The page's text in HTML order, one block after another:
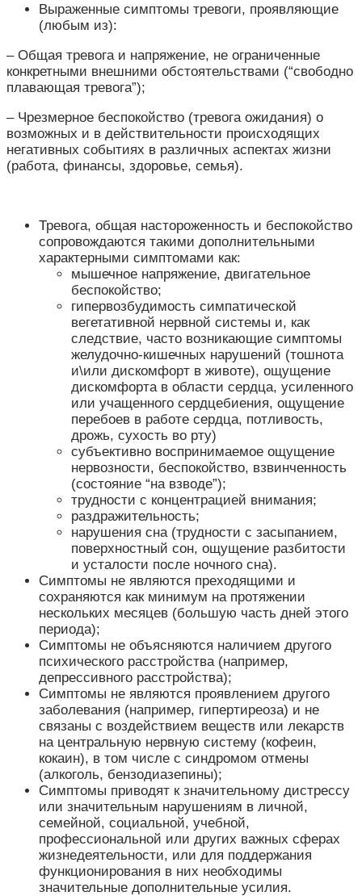
Выраженные симптомы тревоги, проявляющие
(любым из):
– Общая тревога и напряжение, не ограниченные
конкретными внешними обстоятельствами (“свободно
плавающая тревога”);
– Чрезмерное беспокойство (тревога ожидания) о
возможных и в действительности происходящих
негативных событиях в различных аспектах жизни
(работа, финансы, здоровье, семья).
Тревога, общая настороженность и беспокойство
сопровождаются такими дополнительными
характерными симптомами как:
мышечное напряжение, двигательное
беспокойство;
гипервозбудимость симпатической
вегетативной нервной системы и, как
следствие, часто возникающие симптомы
желудочно-кишечных нарушений (тошнота
и\или дискомфорт в животе), ощущение
дискомфорта в области сердца, усиленного
или учащенного сердцебиения, ощущение
перебоев в работе сердца, потливость,
дрожь, сухость во рту)
субъективно воспринимаемое ощущение
нервозности, беспокойство, взвинченность
(состояние “на взводе”);
трудности с концентрацией внимания;
раздражительность;
нарушения сна (трудности с засыпанием,
поверхностный сон, ощущение разбитости
и усталости после ночного сна).
Симптомы не являются преходящими и
сохраняются как минимум на протяжении
нескольких месяцев (большую часть дней этого
периода);
Симптомы не объясняются наличием другого
психического расстройства (например,
депрессивного расстройства);
Симптомы не являются проявлением другого
заболевания (например, гипертиреоза) и не
связаны с воздействием веществ или лекарств
на центральную нервную систему (кофеин,
кокаин), в том числе с синдромом отмены
(алкоголь, бензодиазепины);
Симптомы приводят к значительному дистрессу
или значительным нарушениям в личной,
семейной, социальной, учебной,
профессиональной или других важных сферах
жизнедеятельности, или для поддержания
функционирования в них необходимы
значительные дополнительные усилия.